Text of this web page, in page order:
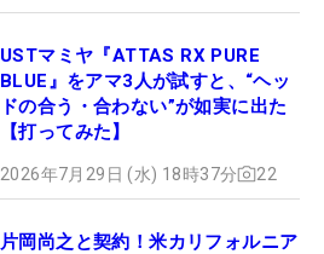
USTマミヤ『ATTAS RX PURE
BLUE』をアマ3人が試すと、“ヘッ
ドの合う・合わない”が如実に出た
【打ってみた】
2026年7月29日 (水) 18時37分 22
片岡尚之と契約！米カリフォルニア